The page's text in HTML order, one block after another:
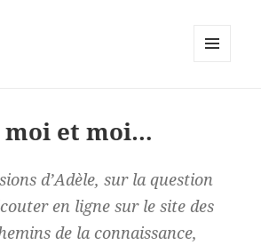
moi et moi…
d’Adèle, sur la question
en ligne sur le site des
de la connaissance,